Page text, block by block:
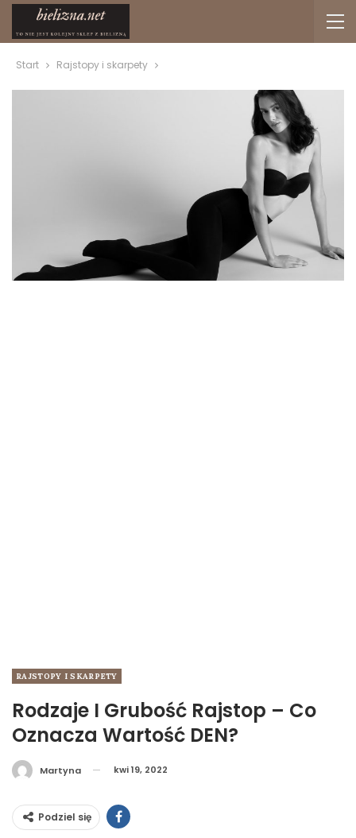
Start Rajstopy i skarpety
RAJSTOPY I SKARPETY
Rodzaje I Grubość Rajstop – Co
Oznacza Wartość DEN?
Martyna kwi 19, 2022
Podziel się